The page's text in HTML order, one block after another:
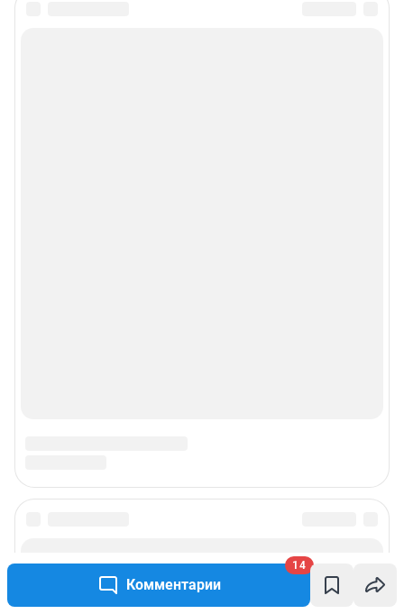
Комментарии
14